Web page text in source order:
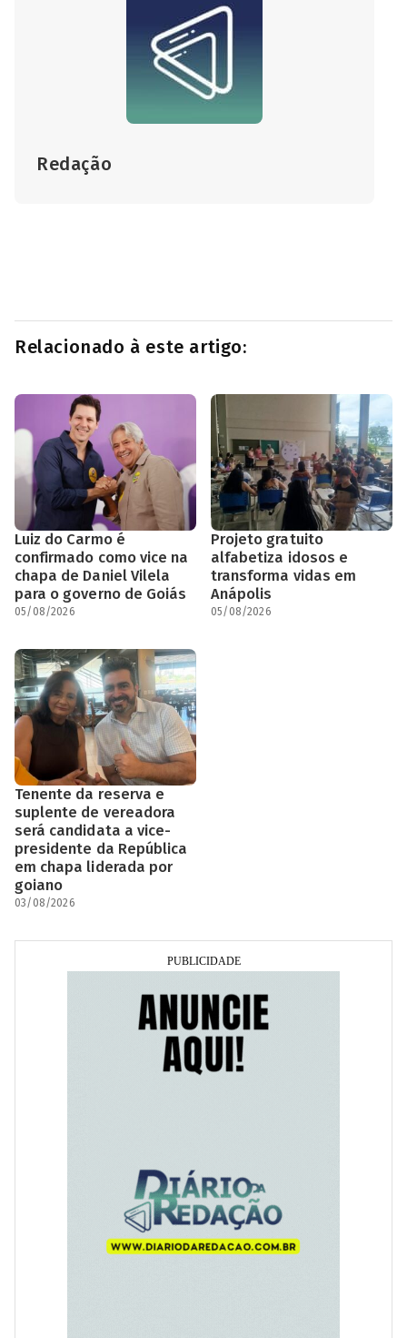
Redação
Relacionado à este artigo:
Luiz do Carmo é
confirmado como vice na
chapa de Daniel Vilela
para o governo de Goiás
05/08/2026
Projeto gratuito
alfabetiza idosos e
transforma vidas em
Anápolis
05/08/2026
Tenente da reserva e
suplente de vereadora
será candidata a vice-
presidente da República
em chapa liderada por
goiano
03/08/2026